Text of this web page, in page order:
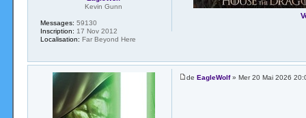
Kevin Gunn
Messages: 59130
Inscription: 17 Nov 2012
Localisation: Far Beyond Here
de EagleWolf» Mer 20 Mai 2026